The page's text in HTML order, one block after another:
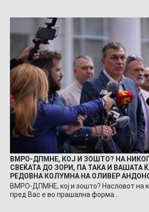
ВМРО-ДПМНЕ, КОЈ И ЗОШТО? НА
СВЕЌАТА ДО ЗОРИ, ПА ТАКА И ВАШАТА
РЕДОВНА КОЛУМНА НА ОЛИВЕР
ВМРО-ДПМНЕ, кој и зошто? Насловот на
пред Вас е во прашална форма…